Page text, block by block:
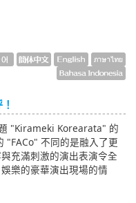
"Kirameki Korearata" 的
"FACo" 不同的是融入了更
充滿刺激的演出表演令全
樂的豪華演出現場的情